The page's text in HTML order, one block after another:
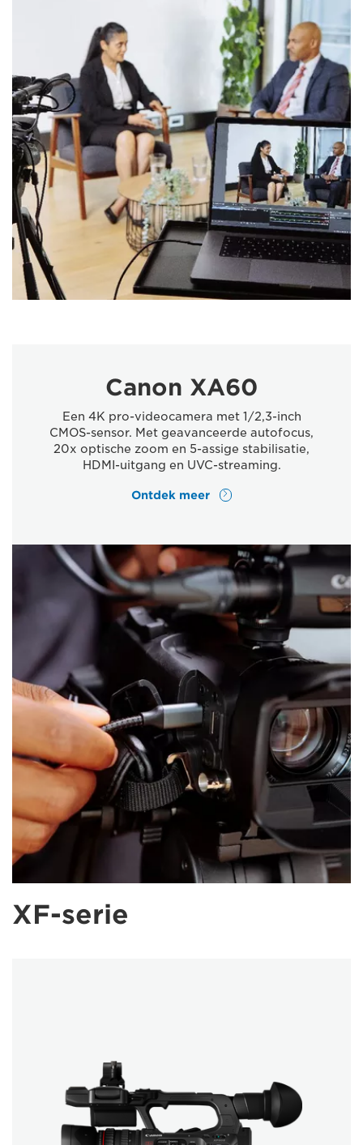
Canon XA60
Een 4K pro-videocamera met 1/2,3-inch
CMOS-sensor. Met geavanceerde autofocus,
20x optische zoom en 5-assige stabilisatie,
HDMI-uitgang en UVC-streaming.
Ontdek meer
XF-serie